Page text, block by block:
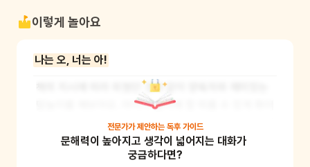
이렇게 놀아요
나는 오, 너는 아!
책의 지시에 따라 외쳤던 것과 같이 양육자와 재미있는
말놀이를 해보아요. 아이가 놀이에 잘 따를 수 있게 화이
트보드나 큰 종이에 규칙을 적어 잘 보이는 곳에 두고 시
작합니다. 책에서와 같이 여러 가지 말놀이 규칙을 정해
봅니다. 놀이가 익숙해지면 어린이가 원하는 규칙을 정
전문가가 제안하는 독후 가이드
문해력이 높아지고 생각이 넓어지는 대화가
궁금하다면?